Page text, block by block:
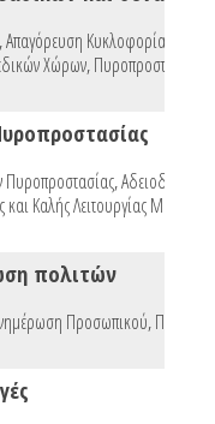
,Απαγόρευση Κυκλοφορίας Λόγω
Χώρων,Πυροπροστασία
Πυροπροστασίας,Αδειοδότηση
Καλής Λειτουργίας Μέσων
πολιτών
Προσωπικού,